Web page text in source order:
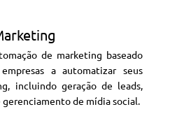
de marketing baseado
a automatizar seus
incluindo geração de leads,
gerenciamento de mídia social.